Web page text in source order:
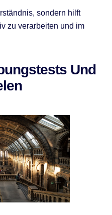
sondern hilft
zu verarbeiten und im
Und